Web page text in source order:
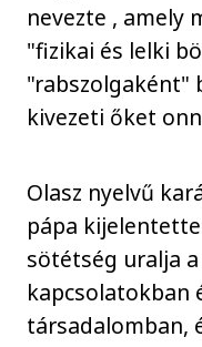
nevezte , amely
"fizikai és lelki
"rabszolgaként"
kivezeti őket
Olasz nyelvű
pápa
sötétség uralja
kapcsolatokban
társadalomban,